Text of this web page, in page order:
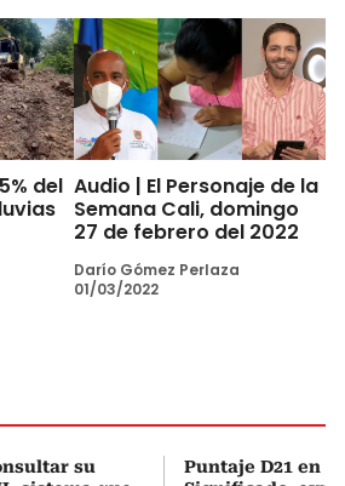
del Audio | El Personaje de la
Semana Cali, domingo
27 de febrero del 2022
Darío Gómez Perlaza
01/03/2022
su
Puntaje D21 en